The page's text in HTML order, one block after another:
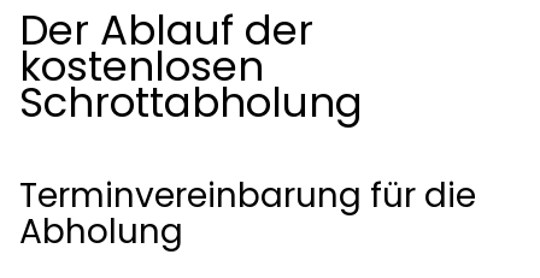
Der Ablauf der
kostenlosen
Schrottabholung
Terminvereinbarung für die
Abholung